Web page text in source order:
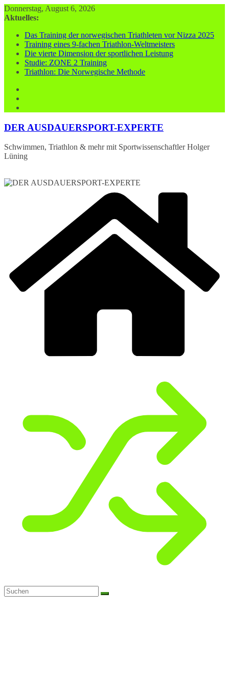
Zum
Inhalt
Donnerstag, August 6, 2026
Aktuelles:
Das Training der norwegischen Triathleten vor Nizza 2025
Training eines 9-fachen Triathlon-Weltmeisters
Die vierte Dimension der sportlichen Leistung
Studie: ZONE 2 Training
Triathlon: Die Norwegische Methode
DER AUSDAUERSPORT-EXPERTE
Schwimmen, Triathlon & mehr mit Sportwissenschaftler Holger
Lüning